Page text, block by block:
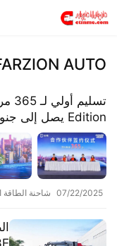
AUTO
Edition يصل إلى جنوب الصين​​
07/22/2025 شاحنة الطاقة